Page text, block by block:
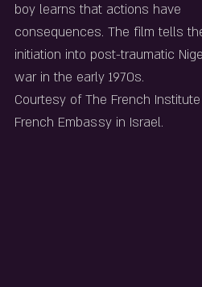
boy learns that actions have
consequences. The film tells
initiation into post-traumatic
war in the early 1970s.
Courtesy of The French
French Embassy in Israel.